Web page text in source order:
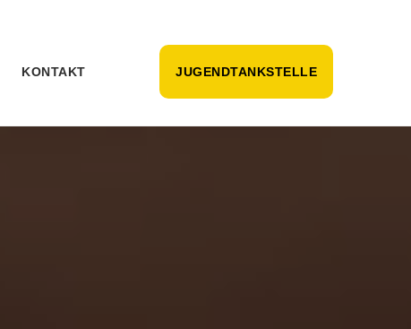
KONTAKT JUGENDTANKSTELLE